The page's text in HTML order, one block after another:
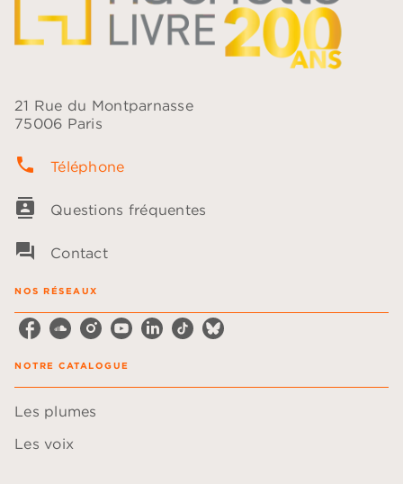
21 Rue du Montparnasse
75006 Paris
phone Téléphone
contacts Questions fréquentes
question_answer Contact
NOS RÉSEAUX
NOTRE CATALOGUE
Les plumes
Les voix